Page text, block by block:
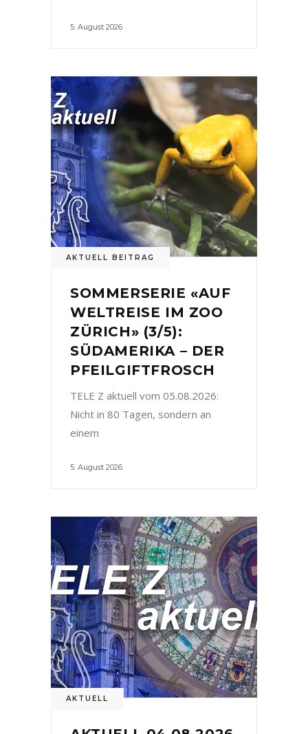
5. August 2026
AKTUELL BEITRAG
SOMMERSERIE «AUF
WELTREISE IM ZOO
ZÜRICH» (3/5):
SÜDAMERIKA – DER
PFEILGIFTFROSCH
TELE Z aktuell vom 05.08.2026:
Nicht in 80 Tagen, sondern an
einem
5. August 2026
AKTUELL